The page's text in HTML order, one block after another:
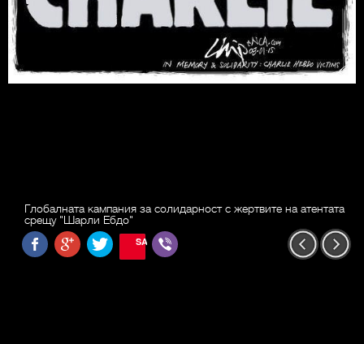
Глобалната кампания за солидарност с жертвите на атентата
срещу "Шарли Ебдо"
SAVE